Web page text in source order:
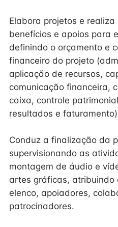
Elabora projetos e
benefícios e apoios para
definindo o orçamento e
financeiro do projeto
aplicação de recursos,
comunicação financeira,
caixa, controle
resultados e
Conduz a finalização da
supervisionando as
montagem de áudio e
artes gráficas, atribuindo
elenco, apoiadores,
patrocinadores.